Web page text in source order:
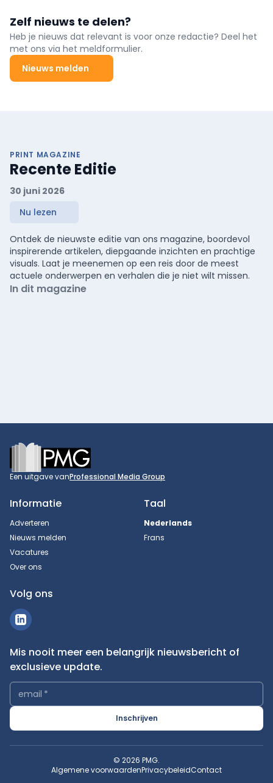
Zelf nieuws te delen?
Heb je nieuws dat relevant is voor onze redactie? Deel het
met ons via het meldformulier.
Nieuws melden
PRINT MAGAZINE
Recente Editie
30 juni 2026
Nu lezen
Ontdek de nieuwste editie van ons magazine, boordevol
inspirerende artikelen, diepgaande inzichten en prachtige
visuals. Laat je meenemen op een reis door de meest
actuele onderwerpen en verhalen die je niet wilt missen.
In dit magazine
Footer
Een uitgave vanProfessional Media Group
Informatie
Adverteren
Nieuws melden
Vacatures
Over ons
Taal
Nederlands
Frans
Volg ons
Mis nooit meer een belangrijk nieuwsbericht of
exclusieve update.
email *
Inschrijven
© 2026 PMG.
Algemene voorwaardenPrivacybeleidContact